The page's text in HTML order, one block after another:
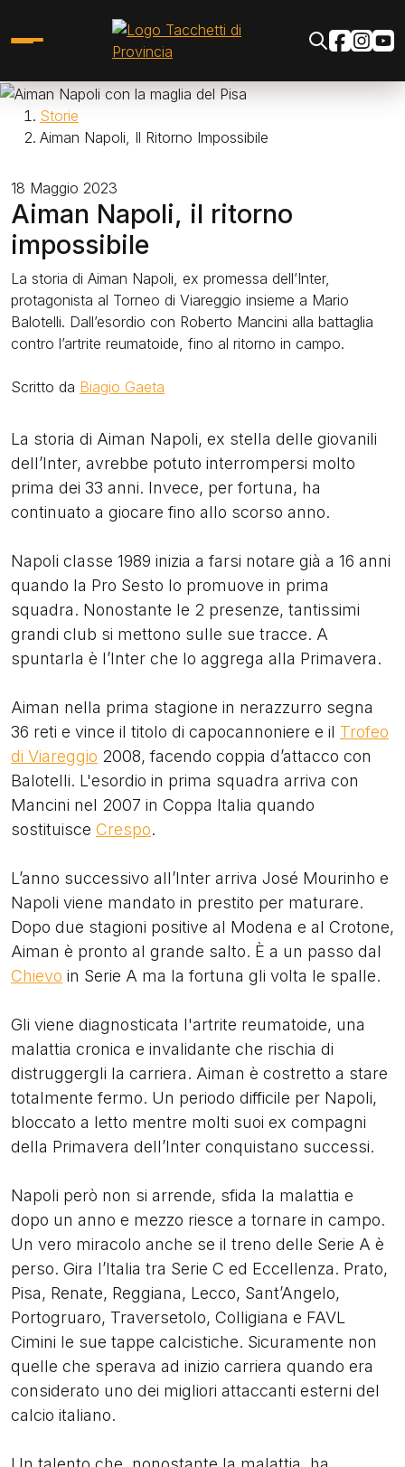
Social
Image
Briciole di pane
Storie
Aiman Napoli, Il Ritorno Impossibile
18 Maggio 2023
Aiman Napoli, il ritorno
impossibile
La storia di Aiman Napoli, ex promessa dell’Inter,
protagonista al Torneo di Viareggio insieme a Mario
Balotelli. Dall’esordio con Roberto Mancini alla battaglia
contro l’artrite reumatoide, fino al ritorno in campo.
Scritto da Biagio Gaeta
La storia di Aiman Napoli, ex stella delle giovanili
dell’Inter, avrebbe potuto interrompersi molto
prima dei 33 anni. Invece, per fortuna, ha
continuato a giocare fino allo scorso anno.
Napoli classe 1989 inizia a farsi notare già a 16 anni
quando la Pro Sesto lo promuove in prima
squadra. Nonostante le 2 presenze, tantissimi
grandi club si mettono sulle sue tracce. A
spuntarla è l’Inter che lo aggrega alla Primavera.
Aiman nella prima stagione in nerazzurro segna
36 reti e vince il titolo di capocannoniere e il Trofeo
di Viareggio 2008, facendo coppia d’attacco con
Balotelli. L'esordio in prima squadra arriva con
Mancini nel 2007 in Coppa Italia quando
sostituisce Crespo.
L’anno successivo all’Inter arriva José Mourinho e
Napoli viene mandato in prestito per maturare.
Dopo due stagioni positive al Modena e al Crotone,
Aiman è pronto al grande salto. È a un passo dal
Chievo in Serie A ma la fortuna gli volta le spalle.
Gli viene diagnosticata l'artrite reumatoide, una
malattia cronica e invalidante che rischia di
distruggergli la carriera. Aiman è costretto a stare
totalmente fermo. Un periodo difficile per Napoli,
bloccato a letto mentre molti suoi ex compagni
della Primavera dell’Inter conquistano successi.
Napoli però non si arrende, sfida la malattia e
dopo un anno e mezzo riesce a tornare in campo.
Un vero miracolo anche se il treno delle Serie A è
perso. Gira l’Italia tra Serie C ed Eccellenza. Prato,
Pisa, Renate, Reggiana, Lecco, Sant’Angelo,
Portogruaro, Traversetolo, Colligiana e FAVL
Cimini le sue tappe calcistiche. Sicuramente non
quelle che sperava ad inizio carriera quando era
considerato uno dei migliori attaccanti esterni del
calcio italiano.